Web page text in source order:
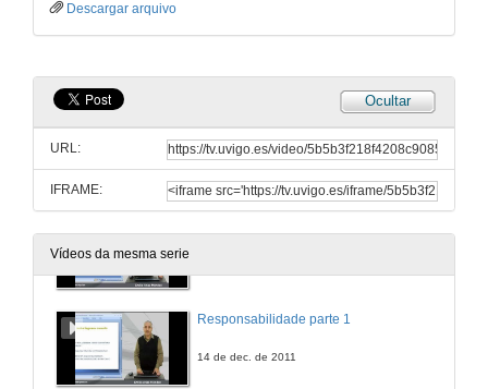
Descargar arquivo
Ocultar
URL:
IFRAME:
Vídeos da mesma serie
14 de dec. de 2011
Responsabilidade parte 1
14 de dec. de 2011